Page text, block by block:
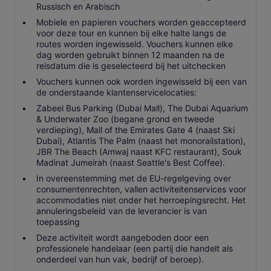
Russisch en Arabisch
Mobiele en papieren vouchers worden geaccepteerd
voor deze tour en kunnen bij elke halte langs de
routes worden ingewisseld. Vouchers kunnen elke
dag worden gebruikt binnen 12 maanden na de
reisdatum die is geselecteerd bij het uitchecken
Vouchers kunnen ook worden ingewisseld bij een van
de onderstaande klantenservicelocaties:
Zabeel Bus Parking (Dubai Mall), The Dubai Aquarium
& Underwater Zoo (begane grond en tweede
verdieping), Mall of the Emirates Gate 4 (naast Ski
Dubai), Atlantis The Palm (naast het monorailstation),
JBR The Beach (Amwaj naast KFC restaurant), Souk
Madinat Jumeirah (naast Seattle's Best Coffee).
In overeenstemming met de EU-regelgeving over
consumentenrechten, vallen activiteitenservices voor
accommodaties niet onder het herroepingsrecht. Het
annuleringsbeleid van de leverancier is van
toepassing
Deze activiteit wordt aangeboden door een
professionele handelaar (een partij die handelt als
onderdeel van hun vak, bedrijf of beroep).